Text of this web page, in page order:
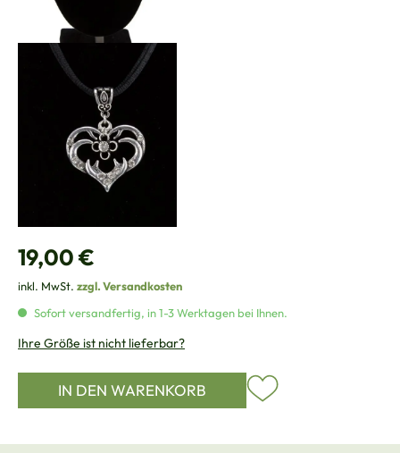
Regulärer Preis:
19,00 €
inkl. MwSt. zzgl. Versandkosten
Sofort versandfertig, in 1-3 Werktagen bei Ihnen.
Ihre Größe ist nicht lieferbar?
IN DEN WARENKORB